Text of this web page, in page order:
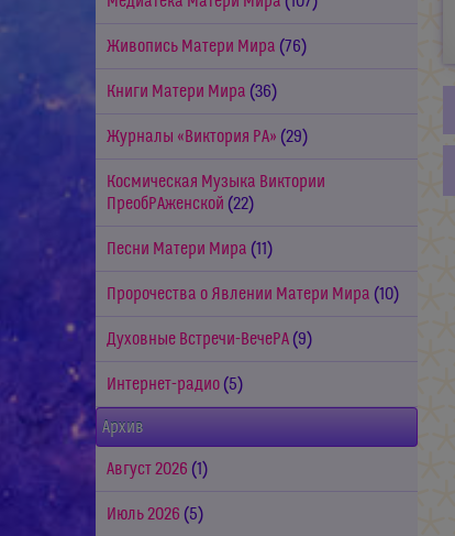
Живопись Матери Мира (76)
Книги Матери Мира (36)
Журналы «Виктория РА» (29)
Космическая Музыка Виктории
ПреобРАженской (22)
Песни Матери Мира (11)
Пророчества о Явлении Матери Мира (10)
Духовные Встречи-ВечеРА (9)
Интернет-радио (5)
Архив
Август 2026 (1)
Июль 2026 (5)